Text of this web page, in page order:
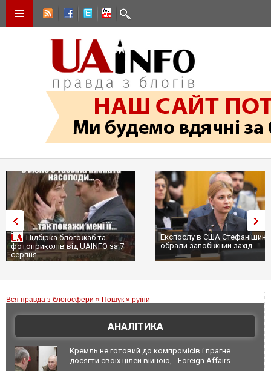
Підбірка блогожаб та
фотоприколів від UAINFO за 7
серпня
Експослу в США
обрали запобіжний захід
Вся правда з блогосфери » Пошук » руїни
АНАЛІТИКА
Кремль не готовий до компромісів і прагне
досягти своїх цілей війною, - Foreign Affairs